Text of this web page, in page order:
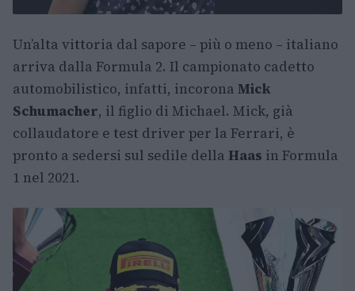
Un’alta vittoria dal sapore – più o meno – italiano
arriva dalla Formula 2. Il campionato cadetto
automobilistico, infatti, incorona Mick
Schumacher, il figlio di Michael. Mick, già
collaudatore e test driver per la Ferrari, è
pronto a sedersi sul sedile della Haas in Formula
1 nel 2021.